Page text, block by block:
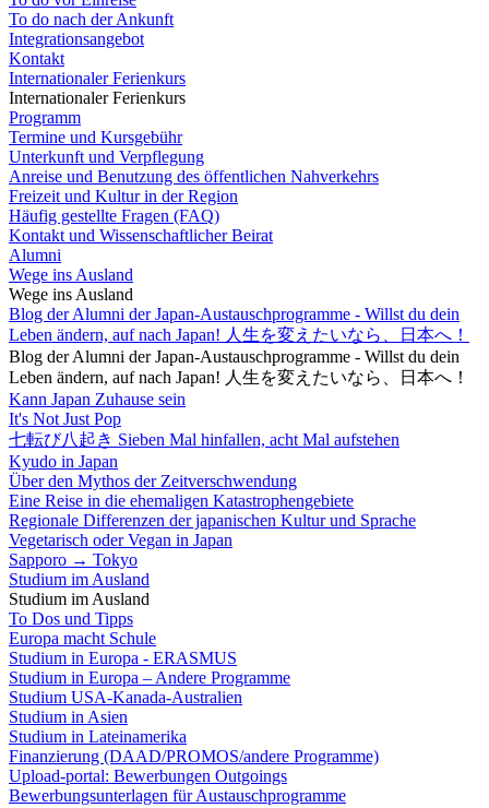
To do nach der Ankunft
Integrationsangebot
Kontakt
Internationaler Ferienkurs
Internationaler Ferienkurs
Programm
Termine und Kursgebühr
Unterkunft und Verpflegung
Anreise und Benutzung des öffentlichen Nahverkehrs
Freizeit und Kultur in der Region
Häufig gestellte Fragen (FAQ)
Kontakt und Wissenschaftlicher Beirat
Alumni
Wege ins Ausland
Wege ins Ausland
Blog der Alumni der Japan-Austauschprogramme - Willst du dein
Leben ändern, auf nach Japan! 人生を変えたいなら、日本へ！
Blog der Alumni der Japan-Austauschprogramme - Willst du dein
Leben ändern, auf nach Japan! 人生を変えたいなら、日本へ！
Kann Japan Zuhause sein
It's Not Just Pop
七転び八起き Sieben Mal hinfallen, acht Mal aufstehen
Kyudo in Japan
Über den Mythos der Zeitverschwendung
Eine Reise in die ehemaligen Katastrophengebiete
Regionale Differenzen der japanischen Kultur und Sprache
Vegetarisch oder Vegan in Japan
Sapporo → Tokyo
Studium im Ausland
Studium im Ausland
To Dos und Tipps
Europa macht Schule
Studium in Europa - ERASMUS
Studium in Europa – Andere Programme
Studium USA-Kanada-Australien
Studium in Asien
Studium in Lateinamerika
Finanzierung (DAAD/PROMOS/andere Programme)
Upload-portal: Bewerbungen Outgoings
Bewerbungsunterlagen für Austauschprogramme